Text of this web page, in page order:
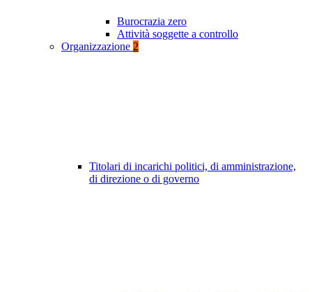
Burocrazia zero
Attività soggette a controllo
Organizzazione 2
Titolari di incarichi politici, di amministrazione,
di direzione o di governo